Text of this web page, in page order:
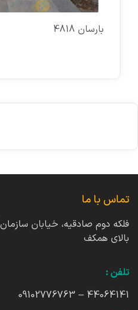
بارسان 4818
تماس با ما
فلکه دوم صادقیه، خیابان
بالای همکف
تلفن :
44064141 – 09102776763